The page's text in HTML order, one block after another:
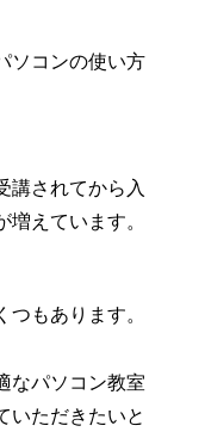
ソコンの使い方
講されてから入
えています。
もあります。
なパソコン教室
いただきたいと